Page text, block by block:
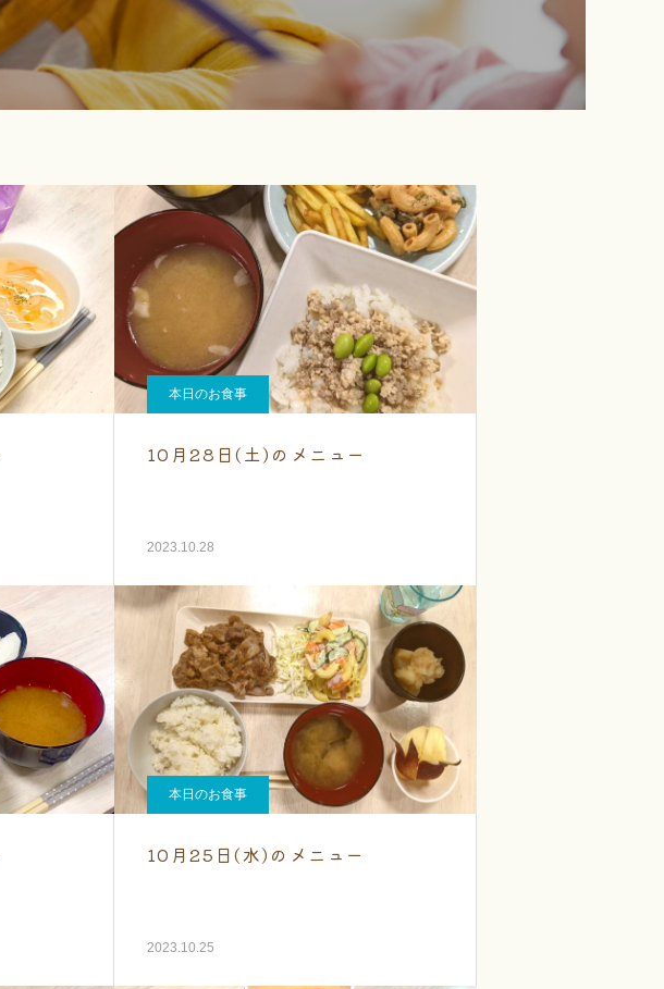
本日のお食事
10月28日(土)のメニュー
2023.10.28
本日のお食事
10月25日(水)のメニュー
2023.10.25